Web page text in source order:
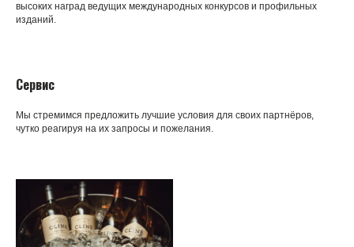
высоких наград ведущих международных конкурсов и профильных
изданий.
Сервис
Мы стремимся предложить лучшие условия для своих партнёров,
чутко реагируя на их запросы и пожелания.